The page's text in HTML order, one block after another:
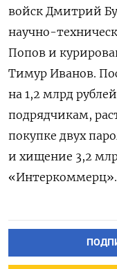
войск Дмитрий
научно-
Попов и
Тимур Иванов.
на 1,2 млрд
подрядчикам,
покупке двух
и хищение 3,2
«Интеркоммерц».